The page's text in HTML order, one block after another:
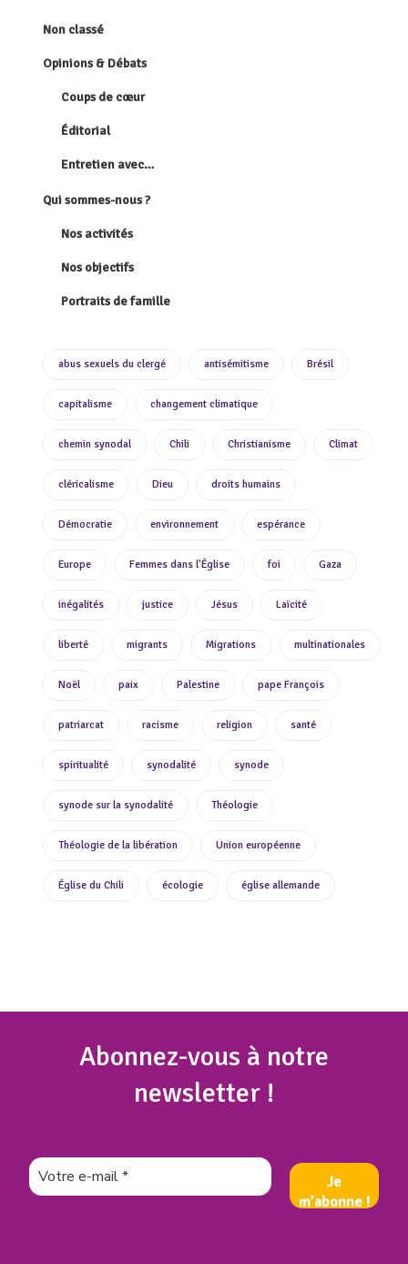
Non classé
Opinions & Débats
Coups de cœur
Éditorial
Entretien avec…
Qui sommes-nous ?
Nos activités
Nos objectifs
Portraits de famille
abus sexuels du clergé antisémitisme Brésil
capitalisme changement climatique
chemin synodal Chili Christianisme Climat
cléricalisme Dieu droits humains
Démocratie environnement espérance
Europe Femmes dans l'Église foi Gaza
inégalités justice Jésus Laïcité
liberté migrants Migrations multinationales
Noël paix Palestine pape François
patriarcat racisme religion santé
spiritualité synodalité synode
synode sur la synodalité Théologie
Théologie de la libération Union européenne
Église du Chili écologie église allemande
Abonnez-vous à notre
newsletter !